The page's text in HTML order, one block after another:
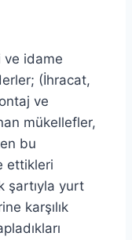
ve idame
(İhracat,
ve
mükellefler,
bu
ettikleri
şartıyla yurt
karşılık